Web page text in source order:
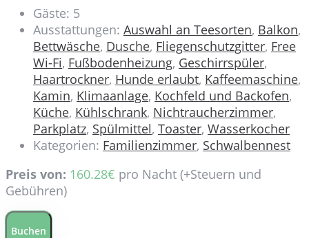
Gäste: 5
Ausstattungen: Auswahl an Teesorten, Balkon,
Bettwäsche, Dusche, Fliegenschutzgitter, Free
Wi-Fi, Fußbodenheizung, Geschirrspüler,
Haartrockner, Hunde erlaubt, Kaffeemaschine,
Kamin, Klimaanlage, Kochfeld und Backofen,
Küche, Kühlschrank, Nichtraucherzimmer,
Parkplatz, Spülmittel, Toaster, Wasserkocher
Kategorien: Familienzimmer, Schwalbennest
Preis von: 160.28€ pro Nacht (+Steuern und
Gebühren)
Buchen